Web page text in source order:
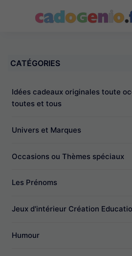
CATÉGORIES
Idées cadeaux originales toute
toutes et tous
Univers et Marques
Occasions ou Thèmes spéciaux
Les Prénoms
Jeux d'intérieur Création
Humour